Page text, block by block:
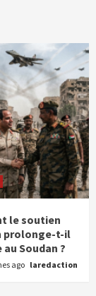
le soutien
prolonge-t-il
Soudan ?
ago laredaction